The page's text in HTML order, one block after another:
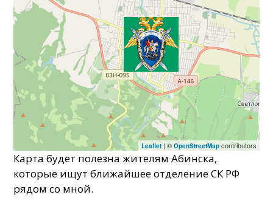
Leaflet| © OpenStreetMapcontributors
Карта будет полезна жителям Абинска,
которые ищут ближайшее отделение СК РФ
рядом со мной.